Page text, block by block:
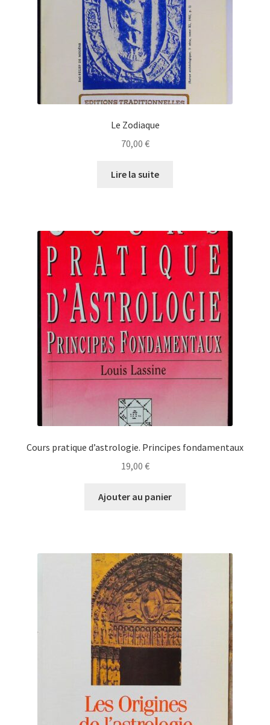
Le Zodiaque
70,00 €
Lire la suite
Cours pratique d’astrologie. Principes fondamentaux
19,00 €
Ajouter au panier